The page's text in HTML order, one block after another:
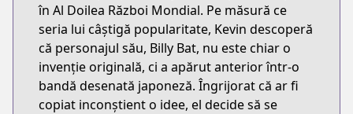
în Al Doilea Război Mondial. Pe măsură ce
seria lui câștigă popularitate, Kevin descoperă
că personajul său, Billy Bat, nu este chiar o
invenție originală, ci a apărut anterior într-o
bandă desenată japoneză. Îngrijorat că ar fi
copiat inconștient o idee, el decide să se